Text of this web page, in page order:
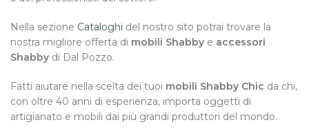
Nella sezione Cataloghi del nostro sito potrai trovare la
nostra migliore offerta di mobili Shabby e accessori
Shabby di Dal Pozzo.
Fatti aiutare nella scelta dei tuoi mobili Shabby Chic da chi,
con oltre 40 anni di esperienza, importa oggetti di
artigianato e mobili dai più grandi produttori del mondo.